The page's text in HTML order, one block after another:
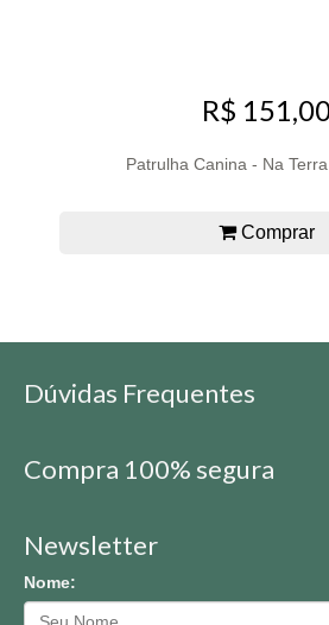
R$
Patrulha Canina - Na
Comprar
Dúvidas Frequentes
Compra 100% segura
Newsletter
Nome: